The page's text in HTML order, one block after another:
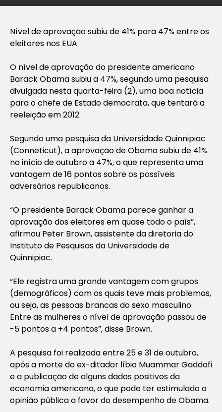
Nível de aprovação subiu de 41% para 47% entre os
eleitores nos EUA
O nível de aprovação do presidente americano
Barack Obama subiu a 47%, segundo uma pesquisa
divulgada nesta quarta-feira (2), uma boa notícia
para o chefe de Estado democrata, que tentará a
reeleição em 2012.
Segundo uma pesquisa da Universidade Quinnipiac
(Conneticut), a aprovação de Obama subiu de 41%
no início de outubro a 47%, o que representa uma
vantagem de 16 pontos sobre os possíveis
adversários republicanos.
“O presidente Barack Obama parece ganhar a
aprovação dos eleitores em quase todo o país”,
afirmou Peter Brown, assistente da diretoria do
Instituto de Pesquisas da Universidade de
Quinnipiac.
“Ele registra uma grande vantagem com grupos
(demográficos) com os quais teve mais problemas,
ou seja, as pessoas brancas do sexo masculino.
Entre as mulheres o nível de aprovação passou de
-5 pontos a +4 pontos”, disse Brown.
A pesquisa foi realizada entre 25 e 31 de outubro,
após a morte do ex-ditador líbio Muammar Gaddafi
e a publicação de alguns dados positivos da
economia americana, o que pode ter estimulado a
opinião pública a favor do desempenho de Obama.